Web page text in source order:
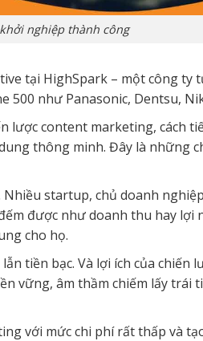
nghiệp thành công
tại HighSpark – một công
500 như Panasonic, Dentsu,
lược content marketing, cách
thông minh. Đây là những
startup, chủ doanh
được như doanh thu hay lợi
cho họ.
tiền bạc. Và lợi ích của chiến
vững, âm thầm chiếm lấy trái
với mức chi phí rất thấp và